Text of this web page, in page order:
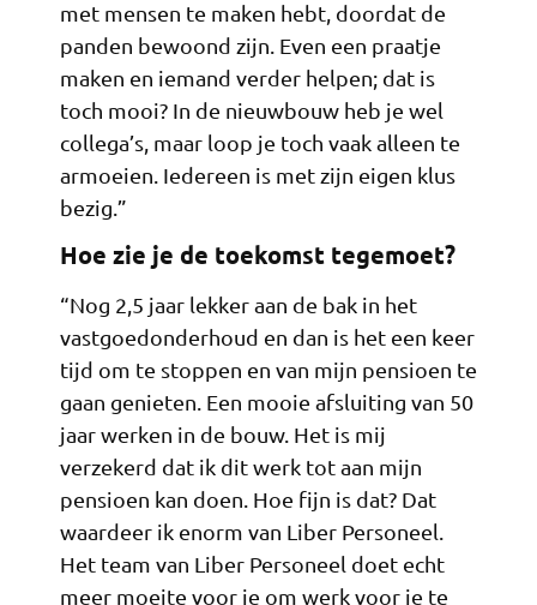
met mensen te maken hebt, doordat de
panden bewoond zijn. Even een praatje
maken en iemand verder helpen; dat is
toch mooi? In de nieuwbouw heb je wel
collega’s, maar loop je toch vaak alleen te
armoeien. Iedereen is met zijn eigen klus
bezig.”
Hoe zie je de toekomst tegemoet?
“Nog 2,5 jaar lekker aan de bak in het
vastgoedonderhoud en dan is het een keer
tijd om te stoppen en van mijn pensioen te
gaan genieten. Een mooie afsluiting van 50
jaar werken in de bouw. Het is mij
verzekerd dat ik dit werk tot aan mijn
pensioen kan doen. Hoe fijn is dat? Dat
waardeer ik enorm van Liber Personeel.
Het team van Liber Personeel doet echt
meer moeite voor je om werk voor je te